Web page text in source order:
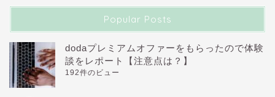
Popular Posts
dodaプレミアムオファーをもらったので体験
談をレポート【注意点は？】
192件のビュー